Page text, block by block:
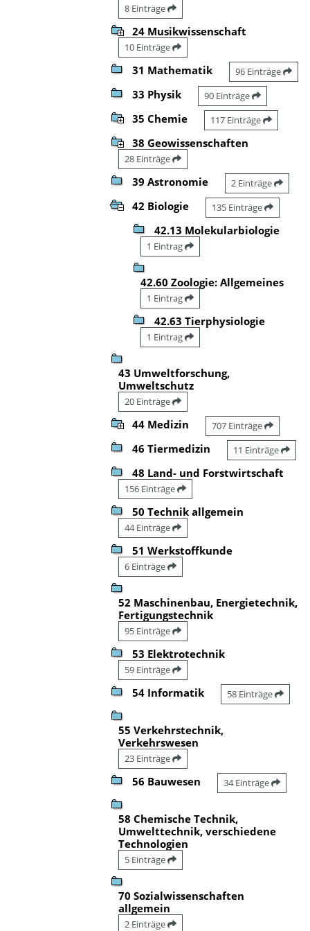
8 Einträge
24 Musikwissenschaft
10 Einträge
31 Mathematik 96 Einträge
33 Physik 90 Einträge
35 Chemie 117 Einträge
38 Geowissenschaften
28 Einträge
39 Astronomie 2 Einträge
42 Biologie 135 Einträge
42.13 Molekularbiologie
1 Eintrag
42.60 Zoologie: Allgemeines
1 Eintrag
42.63 Tierphysiologie
1 Eintrag
43 Umweltforschung,
Umweltschutz
20 Einträge
44 Medizin 707 Einträge
46 Tiermedizin 11 Einträge
48 Land- und Forstwirtschaft
156 Einträge
50 Technik allgemein
44 Einträge
51 Werkstoffkunde
6 Einträge
52 Maschinenbau, Energietechnik,
Fertigungstechnik
95 Einträge
53 Elektrotechnik
59 Einträge
54 Informatik 58 Einträge
55 Verkehrstechnik,
Verkehrswesen
23 Einträge
56 Bauwesen 34 Einträge
58 Chemische Technik,
Umwelttechnik, verschiedene
Technologien
5 Einträge
70 Sozialwissenschaften
allgemein
2 Einträge